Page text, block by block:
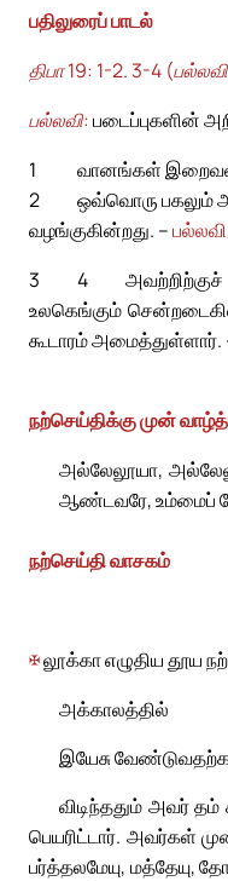
பதிலுரைப் பாடல்
திபா 19: 1-2. 3-4
பல்லவி:படைப்புகளின்
1
வானங்கள்
2
ஒவ்வொரு பகலும்
வழங்குகின்றது. –பல்லவி
3
4
உலகெங்கும்
கூடாரம் அமைத்துள்ளார்.
நற்செய்திக்கு முன்
அல்லேலூயா,
ஆண்டவரே, உம்மைப்
நற்செய்தி வாசகம்
✠லூக்கா எழுதிய தூய
அக்காலத்தில்
இயேசு
விடிந்ததும் அவர்
பெயரிட்டார். அவர்கள்
பர்த்தலமேயு, மத்தேயு,